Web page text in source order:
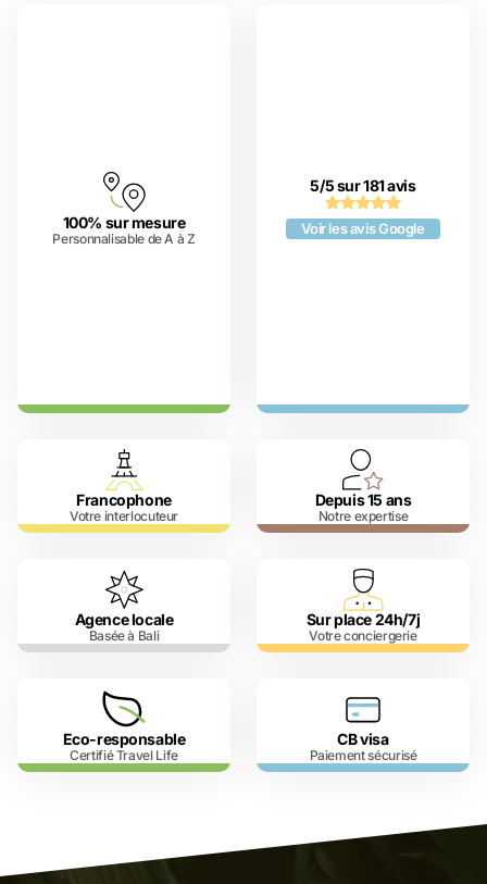
100% sur mesure
Personnalisable de A à Z
5/5 sur 181 avis
Voir les avis Google
Francophone
Votre interlocuteur
Depuis 15 ans
Notre expertise
Agence locale
Basée à Bali
Sur place 24h/7j
Votre conciergerie
Eco-responsable
Certifié Travel Life
CB visa
Paiement sécurisé